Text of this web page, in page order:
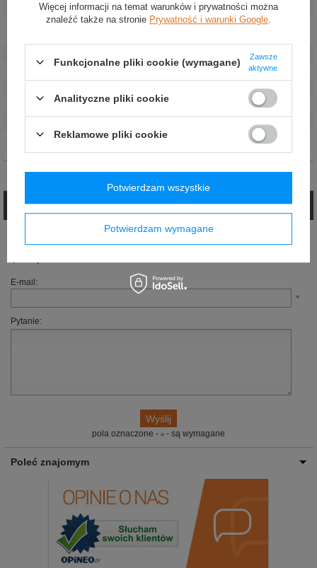
Kategoria:
Pasy bezpieczeństwa
Akcesoria
Pasy bezpieczeństwa
Marka
OMP Racing
Materiał:
Poliester
Szerokość: 3 cale
Opinie (0)
Zadaj pytanie
Jeżeli powyższy opis jest dla Ciebie niewystarczający, prześlij nam swoje
pytanie odnośnie tego produktu. Postaramy się odpowiedzieć tak szybko jak
E-mail:
Pytanie:
pola oznaczone - - są wymagane
Poleć znajomym
Więcej informacji na temat warunków i prywatności można
znaleźć także na stronie Prywatność i warunki Google
Funkcjonalne pliki cookie (wymagane)
Zawsze
aktywne
Analityczne pliki cookie
Reklamowe pliki cookie
Potwierdzam wymagane
Potwierdzam wszystkie